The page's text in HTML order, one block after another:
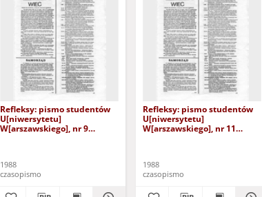
Refleksy: pismo studentów
U[niwersytetu]
W[arszawskiego], nr 9
1988
czasopismo
Refleksy: pismo studentów
U[niwersytetu]
W[arszawskiego], nr 11
1988
czasopismo